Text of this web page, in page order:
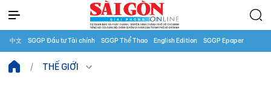
中文 SGGP Đầu tư Tài chính SGGP Thể Thao English Edition SGGP Epaper
THẾ GIỚI